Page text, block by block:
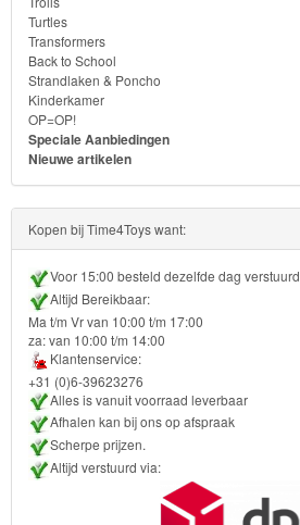
Ben
10
Fairies
Megabloks
Monster
High
My
Little
Pony
Finding
Dory
Turtles
Transformers
Back to School
Strandlaken & Poncho
Kinderkamer
OP=OP!
Speciale Aanbiedingen
Nieuwe artikelen
Kopen bij Time4Toys want:
Voor 15:00 besteld dezelfde dag verstuurd
Altijd Bereikbaar:
Ma t/m Vr van 10:00 t/m 17:00
za: van 10:00 t/m 14:00
Klantenservice:
+31 (0)6-39623276
Alles is vanuit voorraad leverbaar
Afhalen kan bij ons op afspraak
Scherpe prijzen.
Altijd verstuurd via: